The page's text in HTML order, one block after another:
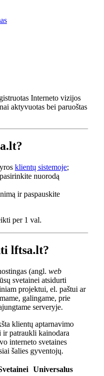
Interneto vizijos
aktyvuotas bei paruoštas
klientų sistemoje;
nuorodą
ir paspauskite
per 1 val.
lftsa.lt?
(angl. web
svetainei atsidurti
projektui, el. paštui ar
galingame, prie
serveryje.
klientų aptarnavimo
ir patraukli kainodara
interneto svetaines
šalies gyventojų.
Universalus